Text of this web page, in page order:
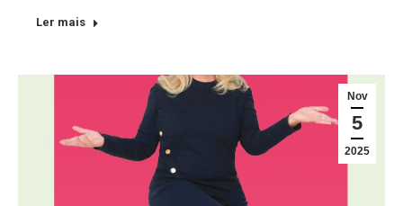
Ler mais
Nov
5
2025